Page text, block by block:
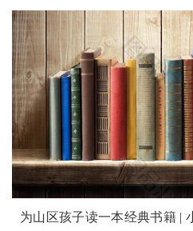
为山区孩子读一本经典书籍 |